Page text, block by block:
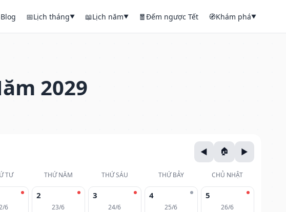
Blog 📅Lịch tháng▼ 📖Lịch năm▼ 🧧Đếm ngược Tết 🧭Khám phá▼
2029
TƯ THỨ NĂM THỨ SÁU THỨ BẢY CHỦ NHẬT
6
2
23/6
3
24/6
4
25/6
5
26/6